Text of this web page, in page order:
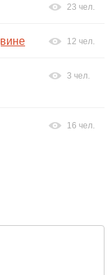
23 чел.
12 чел.
3 чел.
16 чел.